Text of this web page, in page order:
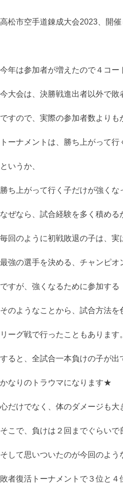
高松市空手道錬成大会2023、開催
今年は参加者が増えたので４コー
今大会は、決勝戦進出者以外で敗
ですので、実際の参加者数よりも
トーナメントは、勝ち上がって行
というか、
勝ち上がって行く子だけが強くな
なぜなら、試合経験を多く積める
毎回のように初戦敗退の子は、実
最強の選手を決める、チャンピオ
ですが、強くなるために参加する
そのようなことから、試合方法を
リーグ戦で行ったこともあります。
すると、全試合一本負けの子が出
かなりのトラウマになります★
心だけでなく、体のダメージも大
そこで、負けは２回までぐらいで
そして思いついたのが今回のよう
敗者復活トーナメントで３位と４